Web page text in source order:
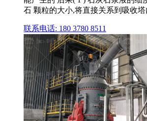
石 颗粒的大小,将直接关系到吸收塔
联系电话: 180 3780 8511